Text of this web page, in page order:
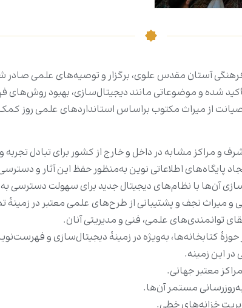
آستان مقدس علوی، برگزار و توصیه‌های علمی
شده و موضوعاتی مانند دیجیتال‌سازی، بهبود
از میراث مکتوب براساس استانداردهای علمی روز